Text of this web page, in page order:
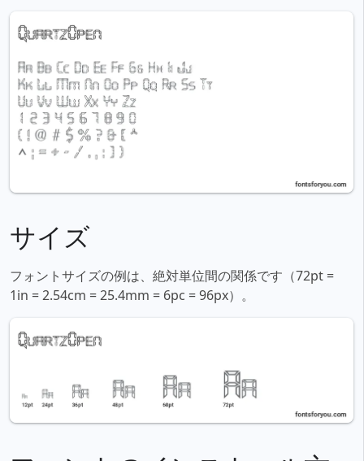
サイズ
フォントサイズの例は、絶対単位間の関係です（72pt =
1in = 2.54cm = 25.4mm = 6pc = 96px）。